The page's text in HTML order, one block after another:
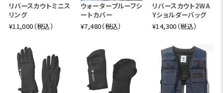
エアロポーラス®F
W3レイヤー75D
（ポリエステル10
0%）
ゴアテックスフ
リクス3レイヤ
D（ポリエステ
0%）
レイヤー構造 3レイヤー 3レイヤー
重量 1,080g 780g
リバースカウトミニス
リング
¥11,000（税込）
ウォータープルーフシ
ートカバー
¥7,480（税込）
リバースカウト2WA
Yショルダーバッグ
¥14,300（税込）